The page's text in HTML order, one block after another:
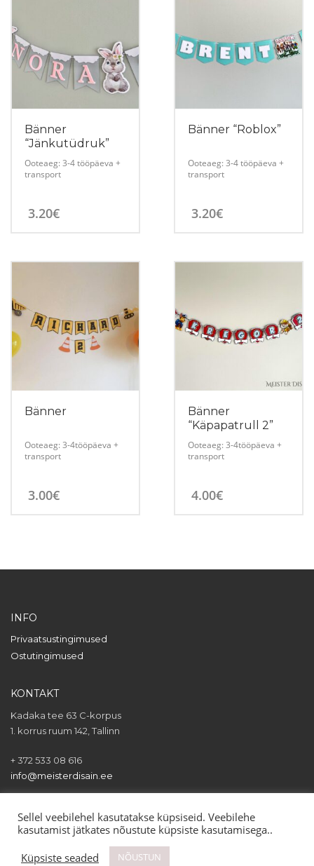
Bänner
“Jänkutüdruk”
Ooteaeg: 3-4 tööpäeva +
transport
3.20€
Bänner “Roblox”
Ooteaeg: 3-4 tööpäeva +
transport
3.20€
Valikuid
saab
Bänner
Ooteaeg: 3-4tööpäeva +
transport
3.00€
mitu
saab
tootelehel.
Bänner
“Käpapatrull 2”
Ooteaeg: 3-4tööpäeva +
transport
4.00€
INFO
Privaatsustingimused
Ostutingimused
KONTAKT
Kadaka tee 63 C-korpus
1. korrus ruum 142, Tallinn
+ 372 533 08 616
info@meisterdisain.ee
Sellel veebilehel kasutatakse küpsiseid. Veebilehe
kasutamist jätkates nõustute küpsiste kasutamisega..
Küpsiste seaded
NÕUSTUN